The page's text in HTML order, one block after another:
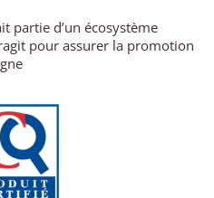
partie d’un écosystème
pour assurer la promotion